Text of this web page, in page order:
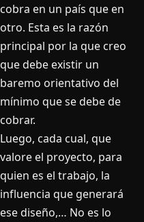
cobra en un país que en
otro. Esta es la razón
principal por la que creo
que debe existir un
baremo orientativo del
mínimo que se debe de
cobrar.
Luego, cada cual, que
valore el proyecto, para
quien es el trabajo, la
influencia que generará
ese diseño,… No es lo